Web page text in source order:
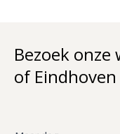
Bezoek
of Eindhoven